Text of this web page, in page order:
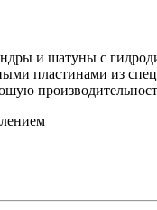
и шатуны с
пластинами из